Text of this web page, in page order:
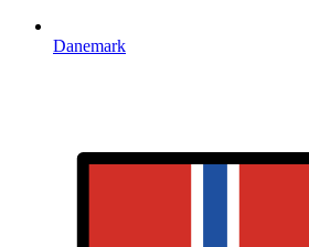
Danemark